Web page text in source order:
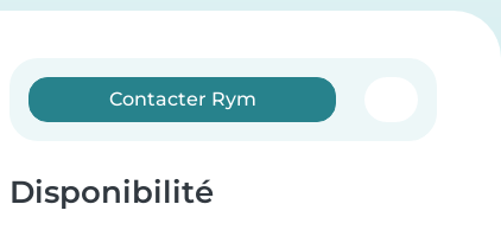
Contacter Rym
Disponibilité